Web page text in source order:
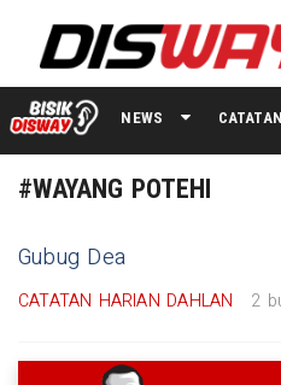
NEWS
#WAYANG POTEHI
Gubug Dea
CATATAN HARIAN DAHLAN 2